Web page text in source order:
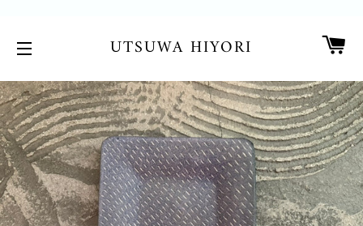
UTSUWA HIYORI